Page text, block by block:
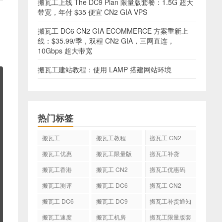
搬瓦工上线 The DC9 Plan 限量版套餐：1.5G 超大
带宽，年付 $35 便宜 CN2 GIA VPS
搬瓦工 DC6 CN2 GIA ECOMMERCE 方案重新上
线：$35.99/季，双程 CN2 GIA，三网直连，
10Gbps 超大带宽
搬瓦工建站教程：使用 LAMP 搭建网站环境
热门标签
搬瓦工 搬瓦工教程
搬瓦工 CN2
搬瓦工优惠 搬瓦工限量版
搬瓦工补货
搬瓦工香港
搬瓦工 CN2
搬瓦工优惠码
搬瓦工测评
搬瓦工 DC6
搬瓦工 CN2
搬瓦工 DC6
搬瓦工 DC9
搬瓦工补货通知
搬瓦工速度
搬瓦工机房 搬瓦工限量版套